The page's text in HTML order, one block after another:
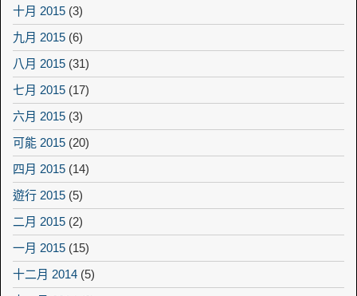
十月 2015 (3)
九月 2015 (6)
八月 2015 (31)
七月 2015 (17)
六月 2015 (3)
可能 2015 (20)
四月 2015 (14)
遊行 2015 (5)
二月 2015 (2)
一月 2015 (15)
十二月 2014 (5)